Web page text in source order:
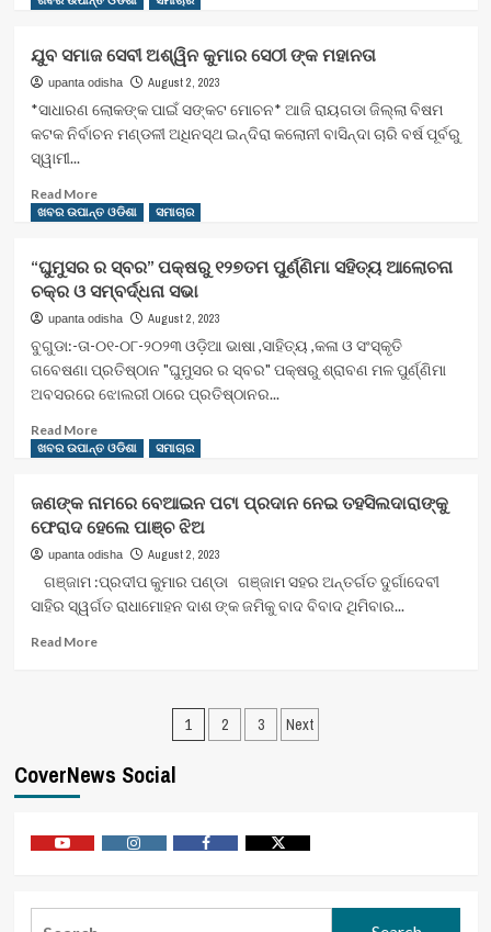
କେଜି
ଗଞ୍ଜେଇ
ଜବତ,୪
ପୋଲିସ
ଯୁବ ସମାଜ ସେବୀ ଅଶ୍ୱିନ କୁମାର ସେଠୀ ଙ୍କ ମହାନତା
upanta odisha August 2, 2023
*ସାଧାରଣ ଲୋକଙ୍କ ପାଇଁ ସଙ୍କଟ ମୋଚନ* ଆଜି ରାୟଗଡା ଜିଲ୍ଲା ବିଷମ
କଟକ ନିର୍ବାଚନ ମଣ୍ଡଳୀ ଅଧିନସ୍ଥ ଇନ୍ଦିରା କଲୋନୀ ବାସିନ୍ଦା ଚାରି ବର୍ଷ ପୂର୍ବରୁ
ସ୍ୱାମୀ...
Read MoreRead
more
ସମାଜ
ସେବୀ
ଅଶ୍ୱିନ
ଙ୍କ
ମହାନତା
ଖବର ଉପାନ୍ତ ଓଡିଶା ସମାଚାର
“ଘୁମୁସର ର ସ୍ବର” ପକ୍ଷରୁ ୧୨୭ତମ ପୁର୍ଣ୍ଣିମା ସହିତ୍ୟ ଆଲୋଚନା
ଚକ୍ର ଓ ସମ୍ବର୍ଦ୍ଧନା ସଭା
upanta odisha August 2, 2023
ବୁଗୁଡା:-ତା-୦୧-୦୮-୨୦୨୩ ଓଡ଼ିଆ ଭାଷା ,ସାହିତ୍ୟ ,କଳା ଓ ସଂସ୍କୃତି
ଗବେଷଣା ପ୍ରତିଷ୍ଠାନ "ଘୁମୁସର ର ସ୍ବର" ପକ୍ଷରୁ ଶ୍ରାବଣ ମଳ ପୁର୍ଣ୍ଣିମା
ଅବସରରେ ଝୋଲରୀ ଠାରେ ପ୍ରତିଷ୍ଠାନର...
Read MoreRead
more
ର
ସ୍ବର”
ପକ୍ଷରୁ
୧୨୭ତମ
ପୁର୍ଣ୍ଣିମା
ସହିତ୍ୟ
ଖବର ଉପାନ୍ତ ଓଡିଶା ସମାଚାର
ଜଣଙ୍କ ନାମରେ ବେଆଇନ ପଟା ପ୍ରଦାନ ନେଇ ତହସିଲଦାରାଙ୍କୁ
ଫେରାଦ ହେଲେ ପାଞ୍ଚ ଝିଅ
upanta odisha August 2, 2023
ଗଞ୍ଜାମ :ପ୍ରଦୀପ କୁମାର ପଣ୍ଡା ଗଞ୍ଜାମ ସହର ଅନ୍ତର୍ଗତ ଦୁର୍ଗାଦେବୀ
ସାହିର ସ୍ୱର୍ଗତ ରାଧାମୋହନ ଦାଶ ଙ୍କ ଜମିକୁ ବାଦ ବିବାଦ ଥିମିବାର...
Read MoreRead
ପ୍ରଦାନ
ଫେରାଦ
ଝିଅ
Posts
pagination
1 2 3 Next
CoverNews Social